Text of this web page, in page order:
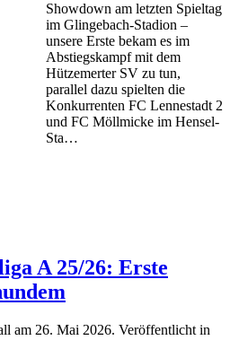
Showdown am letzten Spieltag
im Glingebach-Stadion –
unsere Erste bekam es im
Abstiegskampf mit dem
Hützemerter SV zu tun,
parallel dazu spielten die
Konkurrenten FC Lennestadt 2
und FC Möllmicke im Hensel-
Sta…
A 25/26: Erste
am 26. Mai 2026. Veröffentlicht in